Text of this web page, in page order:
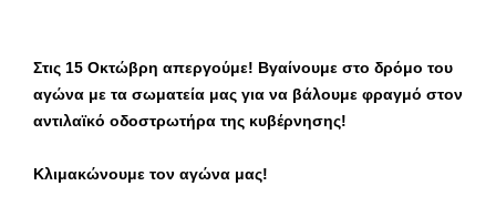
Στις 15 Οκτώβρη απεργούμε! Βγαίνουμε στο δρόμο του
αγώνα με τα σωματεία μας για να βάλουμε φραγμό στον
αντιλαϊκό οδοστρωτήρα της κυβέρνησης!
Κλιμακώνουμε τον αγώνα μας!